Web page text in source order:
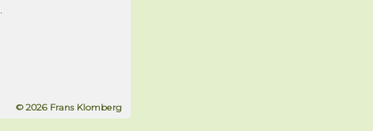
© 2026 Frans Klomberg